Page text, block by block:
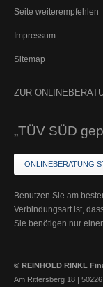
Seite weiterempfehlen
Impressum
Sitemap
ZUR
„TÜV SÜD
ONLINEBERATUNG
Benutzen Sie am
Verbindungsart ist,
Sie benötigen nur
© REINHOLD RINKL
Am Rittersberg 18 |